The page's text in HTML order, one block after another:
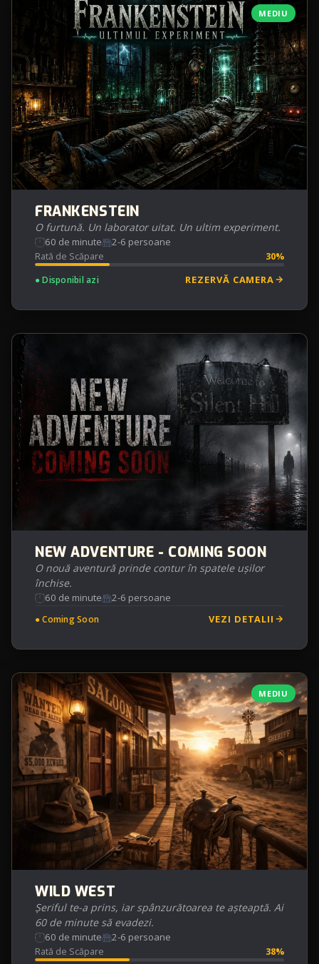
MEDIU
FRANKENSTEIN
O furtună. Un laborator uitat. Un ultim experiment.
60 de minute 2-6 persoane
Rată de Scăpare
30%
● Disponibil azi
REZERVĂ CAMERA
NEW ADVENTURE - COMING SOON
O nouă aventură prinde contur în spatele ușilor
închise.
60 de minute 2-6 persoane
● Coming Soon VEZI DETALII
MEDIU
WILD WEST
Șeriful te-a prins, iar spânzurătoarea te așteaptă. Ai
60 de minute să evadezi.
60 de minute 2-6 persoane
Rată de Scăpare
38%